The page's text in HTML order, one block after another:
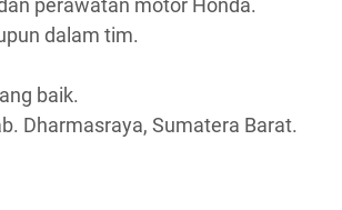
dalam tim.
baik.
Dharmasraya, Sumatera Barat.